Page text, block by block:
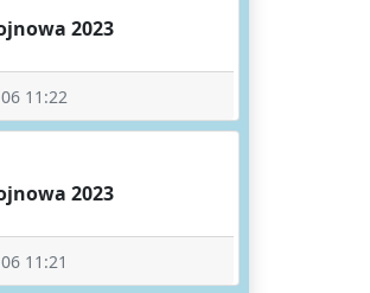
2023
11:22
2023
11:21